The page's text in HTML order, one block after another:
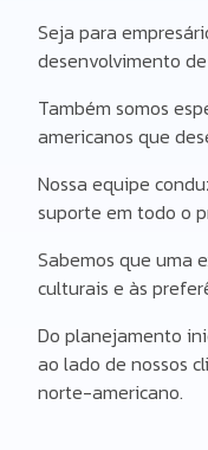
Seja para
desenvolvimento
Também somos
americanos que
Nossa equipe
suporte em todo o
Sabemos que uma
culturais e às
Do planejamento
ao lado de nossos
norte-americano.